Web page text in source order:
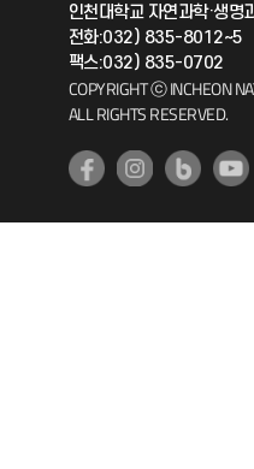
공자아카데미
기초교육원
인천대학교 자연과학·생
전화:032) 835-8012~5
팩스:032) 835-0702
COPYRIGHT ⓒ INCHEON
ALL RIGHTS RESERVED.